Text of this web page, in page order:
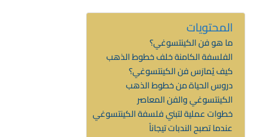
المحتويات
ما هو فن الكينتسوغي؟
الفلسفة الكامنة خلف خطوط الذهب
كيف يُمارَس فن الكينتسوغي؟
دروس الحياة من خطوط الذهب
الكينتسوغي والفن المعاصر
خطوات عملية لتبني فلسفة الكينتسوغي
عندما تصبح الندبات تيجاناً